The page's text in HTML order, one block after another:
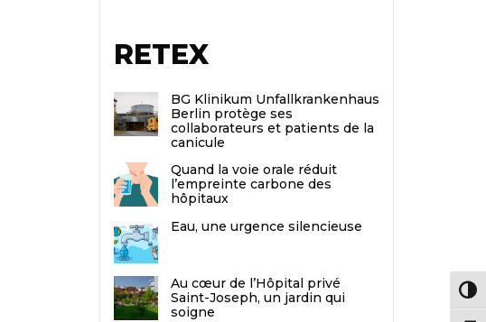
RETEX
BG Klinikum Unfallkrankenhaus
Berlin protège ses
collaborateurs et patients de la
canicule
Quand la voie orale réduit
l’empreinte carbone des
hôpitaux
Eau, une urgence silencieuse
Au cœur de l’Hôpital privé
Saint-Joseph, un jardin qui
soigne